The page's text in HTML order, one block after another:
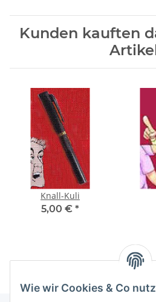
Wie wir Cookies & Co
Kunden kauften
Knall-Kuli
5,00 € *